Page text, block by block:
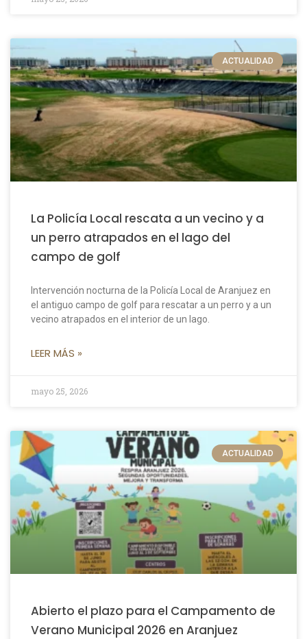
ACTUALIDAD
La Policía Local rescata a un vecino y a
un perro atrapados en el lago del
campo de golf
Intervención nocturna de la Policía Local de Aranjuez en
el antiguo campo de golf para rescatar a un perro y a un
vecino atrapados en el interior de un lago.
LEER MÁS »
mayo 25, 2026
ACTUALIDAD
Abierto el plazo para el Campamento de
Verano Municipal 2026 en Aranjuez